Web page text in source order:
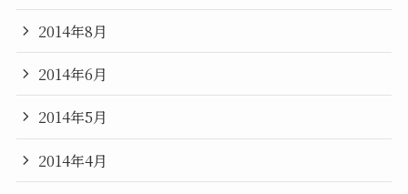
2014年8月
2014年6月
2014年5月
2014年4月